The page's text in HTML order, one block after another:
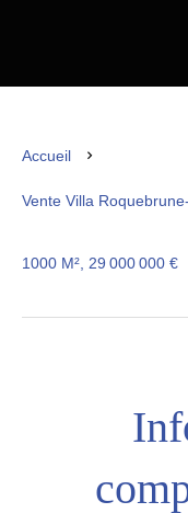
Accueil
Vente Villa
1000 M², 29 000 000 €